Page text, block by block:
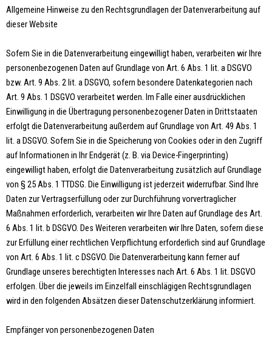
Allgemeine Hinweise zu den Rechtsgrundlagen der Datenverarbeitung auf
dieser Website
Sofern Sie in die Datenverarbeitung eingewilligt haben, verarbeiten wir Ihre
personenbezogenen Daten auf Grundlage von Art. 6 Abs. 1 lit. a DSGVO
bzw. Art. 9 Abs. 2 lit. a DSGVO, sofern besondere Datenkategorien nach
Art. 9 Abs. 1 DSGVO verarbeitet werden. Im Falle einer ausdrücklichen
Einwilligung in die Übertragung personenbezogener Daten in Drittstaaten
erfolgt die Datenverarbeitung außerdem auf Grundlage von Art. 49 Abs. 1
lit. a DSGVO. Sofern Sie in die Speicherung von Cookies oder in den Zugriff
auf Informationen in Ihr Endgerät (z. B. via Device-Fingerprinting)
eingewilligt haben, erfolgt die Datenverarbeitung zusätzlich auf Grundlage
von § 25 Abs. 1 TTDSG. Die Einwilligung ist jederzeit widerrufbar. Sind Ihre
Daten zur Vertragserfüllung oder zur Durchführung vorvertraglicher
Maßnahmen erforderlich, verarbeiten wir Ihre Daten auf Grundlage des Art.
6 Abs. 1 lit. b DSGVO. Des Weiteren verarbeiten wir Ihre Daten, sofern diese
zur Erfüllung einer rechtlichen Verpflichtung erforderlich sind auf Grundlage
von Art. 6 Abs. 1 lit. c DSGVO. Die Datenverarbeitung kann ferner auf
Grundlage unseres berechtigten Interesses nach Art. 6 Abs. 1 lit. DSGVO
erfolgen. Über die jeweils im Einzelfall einschlägigen Rechtsgrundlagen
wird in den folgenden Absätzen dieser Datenschutzerklärung informiert.
Empfänger von personenbezogenen Daten